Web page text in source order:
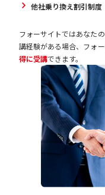
他社乗り換え割引制度
フォーサイトではあなた
講経験がある場合、フォ
得に受講できます。